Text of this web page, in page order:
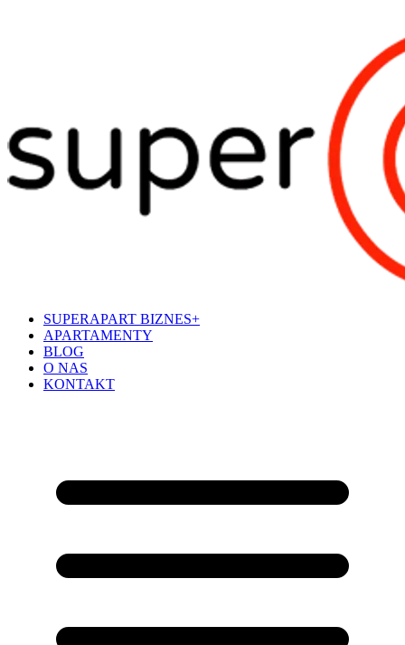
SUPERAPART BIZNES+
APARTAMENTY
BLOG
O NAS
KONTAKT